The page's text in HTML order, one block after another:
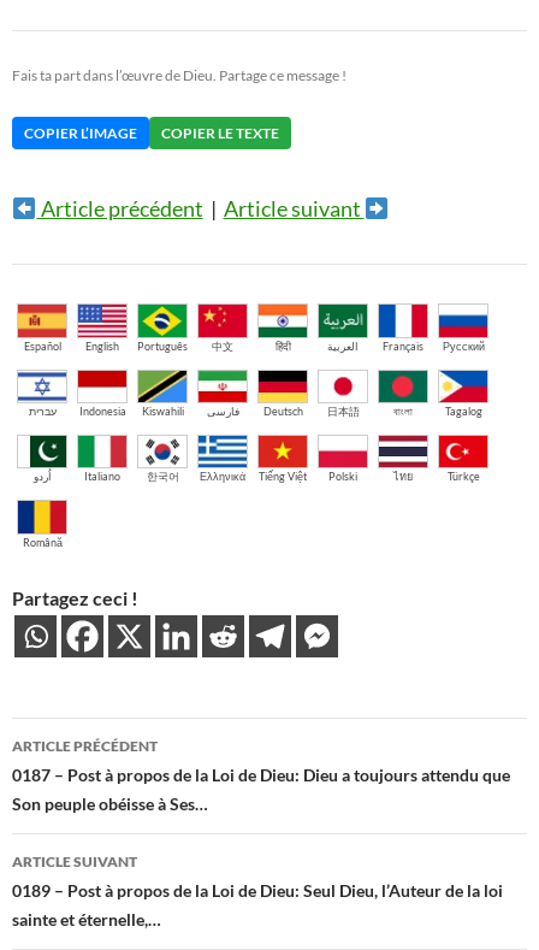
Fais ta part dans l’œuvre de Dieu. Partage ce message !
COPIER L’IMAGE COPIER LE TEXTE
Article précédent | Article suivant
Español English Português 中文 हिंदी العربية Français Русский
עברית Indonesia Kiswahili فارسی Deutsch 日本語 বাংলা Tagalog
اُردو Italiano 한국어 Ελληνικά Tiếng Việt Polski ไทย Türkçe
Română
Partagez ceci !
Navigation
des
articles
ARTICLE PRÉCÉDENT
0187 – Post à propos de la Loi de Dieu: Dieu a toujours attendu que
Son peuple obéisse à Ses…
ARTICLE SUIVANT
0189 – Post à propos de la Loi de Dieu: Seul Dieu, l’Auteur de la loi
sainte et éternelle,…